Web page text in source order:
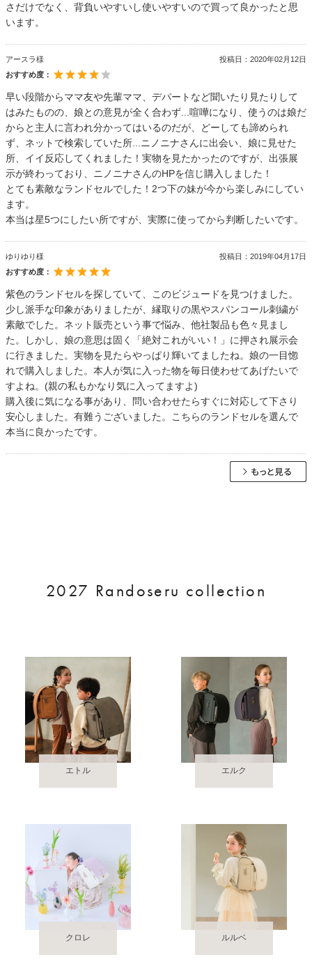
さだけでなく、背負いやすいし使いやすいので買って良かったと思
います。
アースラ様 投稿日： 2020年02月12日
おすすめ度：
早い段階からママ友や先輩ママ、デパートなど聞いたり見たりして
はみたものの、娘との意見が全く合わず...喧嘩になり、使うのは娘だ
からと主人に言われ分かってはいるのだが、どーしても諦められ
ず、ネットで検索していた所...ニノニナさんに出会い、娘に見せた
所、イイ反応してくれました！実物を見たかったのですが、出張展
示が終わっており、ニノニナさんのHPを信じ購入しました！
とても素敵なランドセルでした！2つ下の妹が今から楽しみにしてい
ます。
本当は星5つにしたい所ですが、実際に使ってから判断したいです。
ゆりゆり様 投稿日： 2019年04月17日
おすすめ度：
紫色のランドセルを探していて、このビジュードを見つけました。
少し派手な印象がありましたが、縁取りの黒やスパンコール刺繍が
素敵でした。ネット販売という事で悩み、他社製品も色々見まし
た。しかし、娘の意思は固く「絶対これがいい！」に押され展示会
に行きました。実物を見たらやっぱり輝いてましたね。娘の一目惚
れで購入しました。本人が気に入った物を毎日使わせてあげたいで
すよね。(親の私もかなり気に入ってますよ)
購入後に気になる事があり、問い合わせたらすぐに対応して下さり
安心しました。有難うございました。こちらのランドセルを選んで
本当に良かったです。
2027 Randoseru collection
エトル エルク
クロレ ルルベ